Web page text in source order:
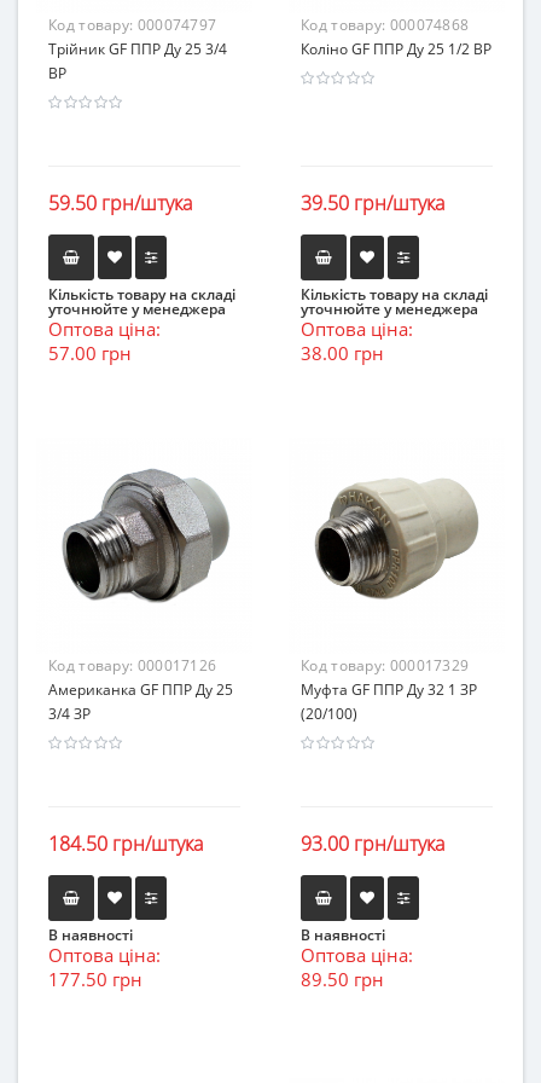
Код товару: 000074797
Трійник GF ППР Ду 25 3/4
ВР
59.50 грн/штука
Кількість товару на складі
уточнюйте у менеджера
Оптова ціна:
57.00 грн
Код товару: 000074868
Коліно GF ППР Ду 25 1/2 ВР
39.50 грн/штука
Кількість товару на складі
уточнюйте у менеджера
Оптова ціна:
38.00 грн
Код товару: 000017126
Американка GF ППР Ду 25
3/4 ЗР
184.50 грн/штука
В наявності
Оптова ціна:
177.50 грн
Код товару: 000017329
Муфта GF ППР Ду 32 1 ЗР
(20/100)
93.00 грн/штука
В наявності
Оптова ціна:
89.50 грн